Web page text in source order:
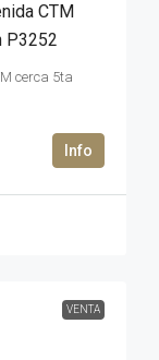
CTM
P3252
cerca 5ta
VENTA